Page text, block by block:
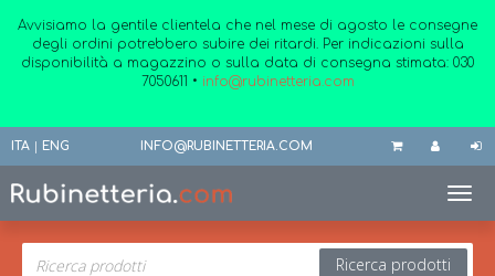
Avvisiamo la gentile clientela che nel mese di agosto le consegne
degli ordini potrebbero subire dei ritardi. Per indicazioni sulla
disponibilità a magazzino o sulla data di consegna stimata: 030
7050611 • info@rubinetteria.com
ITA | ENG INFO@RUBINETTERIA.COM
Ricerca prodotti